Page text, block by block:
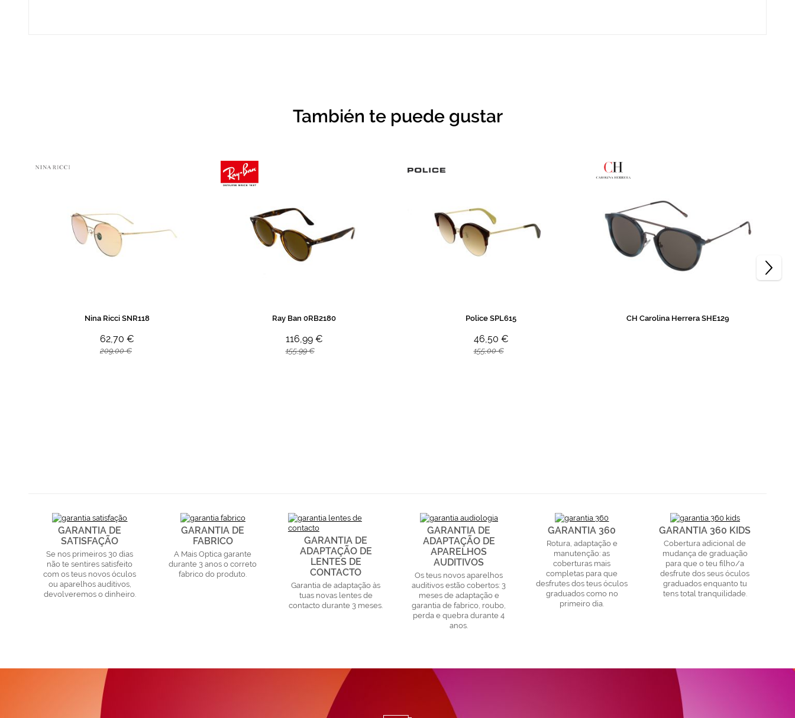
También te puede gustar
Nina Ricci SNR118
62,70 €
209,00 €
Ray Ban 0RB2180
116,99 €
155,99 €
Police SPL615
46,50 €
155,00 €
CH Carolina Herrera SHE129
GARANTIA DE
SATISFAÇÃO
Se nos primeiros 30 dias
não te sentires satisfeito
com os teus novos óculos
ou aparelhos auditivos,
devolveremos o dinheiro.
GARANTIA DE
FABRICO
A Mais Optica garante
durante 3 anos o correto
fabrico do produto.
GARANTIA DE
ADAPTAÇÃO DE
LENTES DE
CONTACTO
Garantia de adaptação às
tuas novas lentes de
contacto durante 3 meses.
GARANTIA DE
ADAPTAÇÃO DE
APARELHOS
AUDITIVOS
Os teus novos aparelhos
auditivos estão cobertos: 3
meses de adaptação e
garantia de fabrico, roubo,
perda e quebra durante 4
anos.
GARANTIA 360
Rotura, adaptação e
manutenção: as
coberturas mais
completas para que
desfrutes dos teus óculos
graduados como no
primeiro dia.
GARANTIA 360 KIDS
Cobertura adicional de
mudança de graduação
para que o teu filho/a
desfrute dos seus óculos
graduados enquanto tu
tens total tranquilidade.